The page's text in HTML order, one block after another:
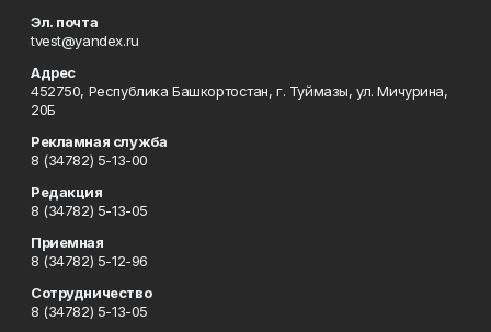
Эл. почта
tvest@yandex.ru
Адрес
452750, Республика Башкортостан, г. Туймазы, ул. Мичурина,
20Б
Рекламная служба
8 (34782) 5-13-00
Редакция
8 (34782) 5-13-05
Приемная
8 (34782) 5-12-96
Сотрудничество
8 (34782) 5-13-05